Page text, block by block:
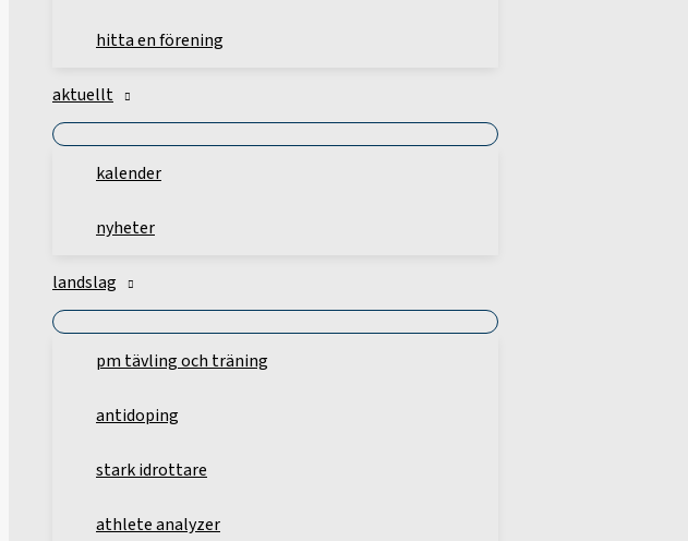
hitta en förening
aktuellt
kalender
nyheter
landslag
pm tävling och träning
antidoping
stark idrottare
athlete analyzer